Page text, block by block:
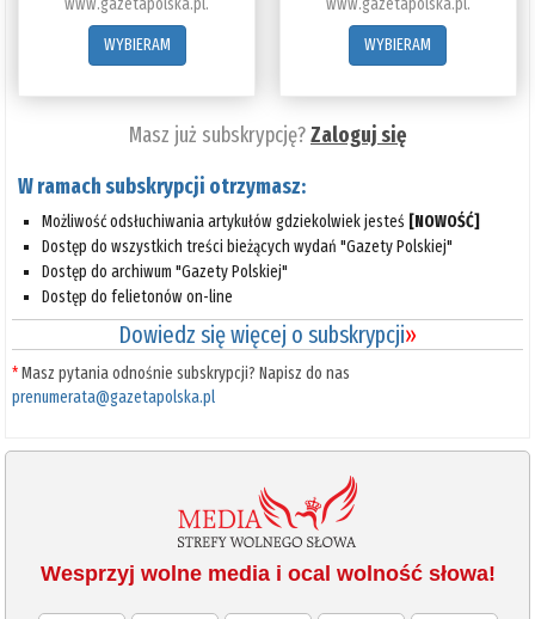
WYBIERAM
WYBIERAM
Masz już subskrypcję?Zaloguj się
W ramach subskrypcji otrzymasz:
Możliwość odsłuchiwania artykułów gdziekolwiek jesteś [NOWOŚĆ]
Dostęp do wszystkich treści bieżących wydań "Gazety Polskiej"
Dostęp do archiwum "Gazety Polskiej"
Dostęp do felietonów on-line
Dowiedz się więcej o subskrypcji»
*Masz pytania odnośnie subskrypcji? Napisz do nas
prenumerata@gazetapolska.pl
Wesprzyj wolne media i ocal wolność słowa!